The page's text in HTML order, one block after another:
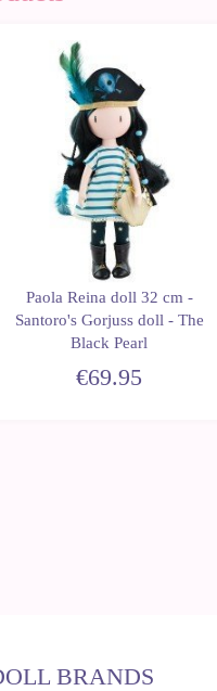
Paola Reina doll 32 cm -
Santoro's Gorjuss doll - The
Black Pearl
€69.95
BRANDS